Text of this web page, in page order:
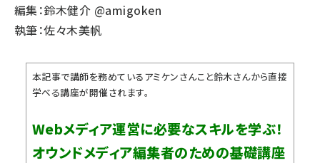
編集：鈴木健介 @amigoken
執筆：佐々木美帆
本記事で講師を務めているアミケンさんこと鈴木さんから直接
学べる講座が開催されます。
Webメディア運営に必要なスキルを学ぶ！
オウンドメディア編集者のための基礎講座